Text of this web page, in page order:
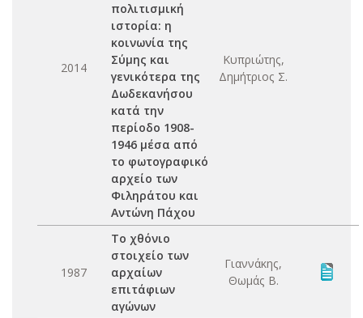
2014
πολιτισμική
ιστορία: η
κοινωνία της
Σύμης και
γενικότερα της
Δωδεκανήσου
κατά την
περίοδο 1908-
1946 μέσα από
το φωτογραφικό
αρχείο των
Φιληράτου και
Αντώνη Πάχου
Κυπριώτης,
Δημήτριος Σ.
1987
Το χθόνιο
στοιχείο των
αρχαίων
επιτάφιων
αγώνων
Γιαννάκης,
Θωμάς Β.